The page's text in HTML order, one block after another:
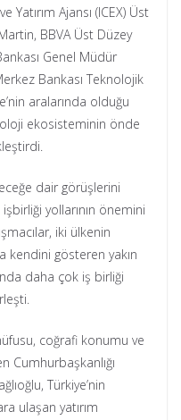
Yatırım Ajansı (ICEX) Üst
BBVA Üst Düzey
Genel Müdür
Bankası Teknolojik
aralarında olduğu
ekosisteminin önde
dair görüşlerini
işbirliği yollarının önemini
iki ülkenin
kendini gösteren yakın
daha çok iş birliği
coğrafi konumu ve
Cumhurbaşkanlığı
Türkiye’nin
ulaşan yatırım